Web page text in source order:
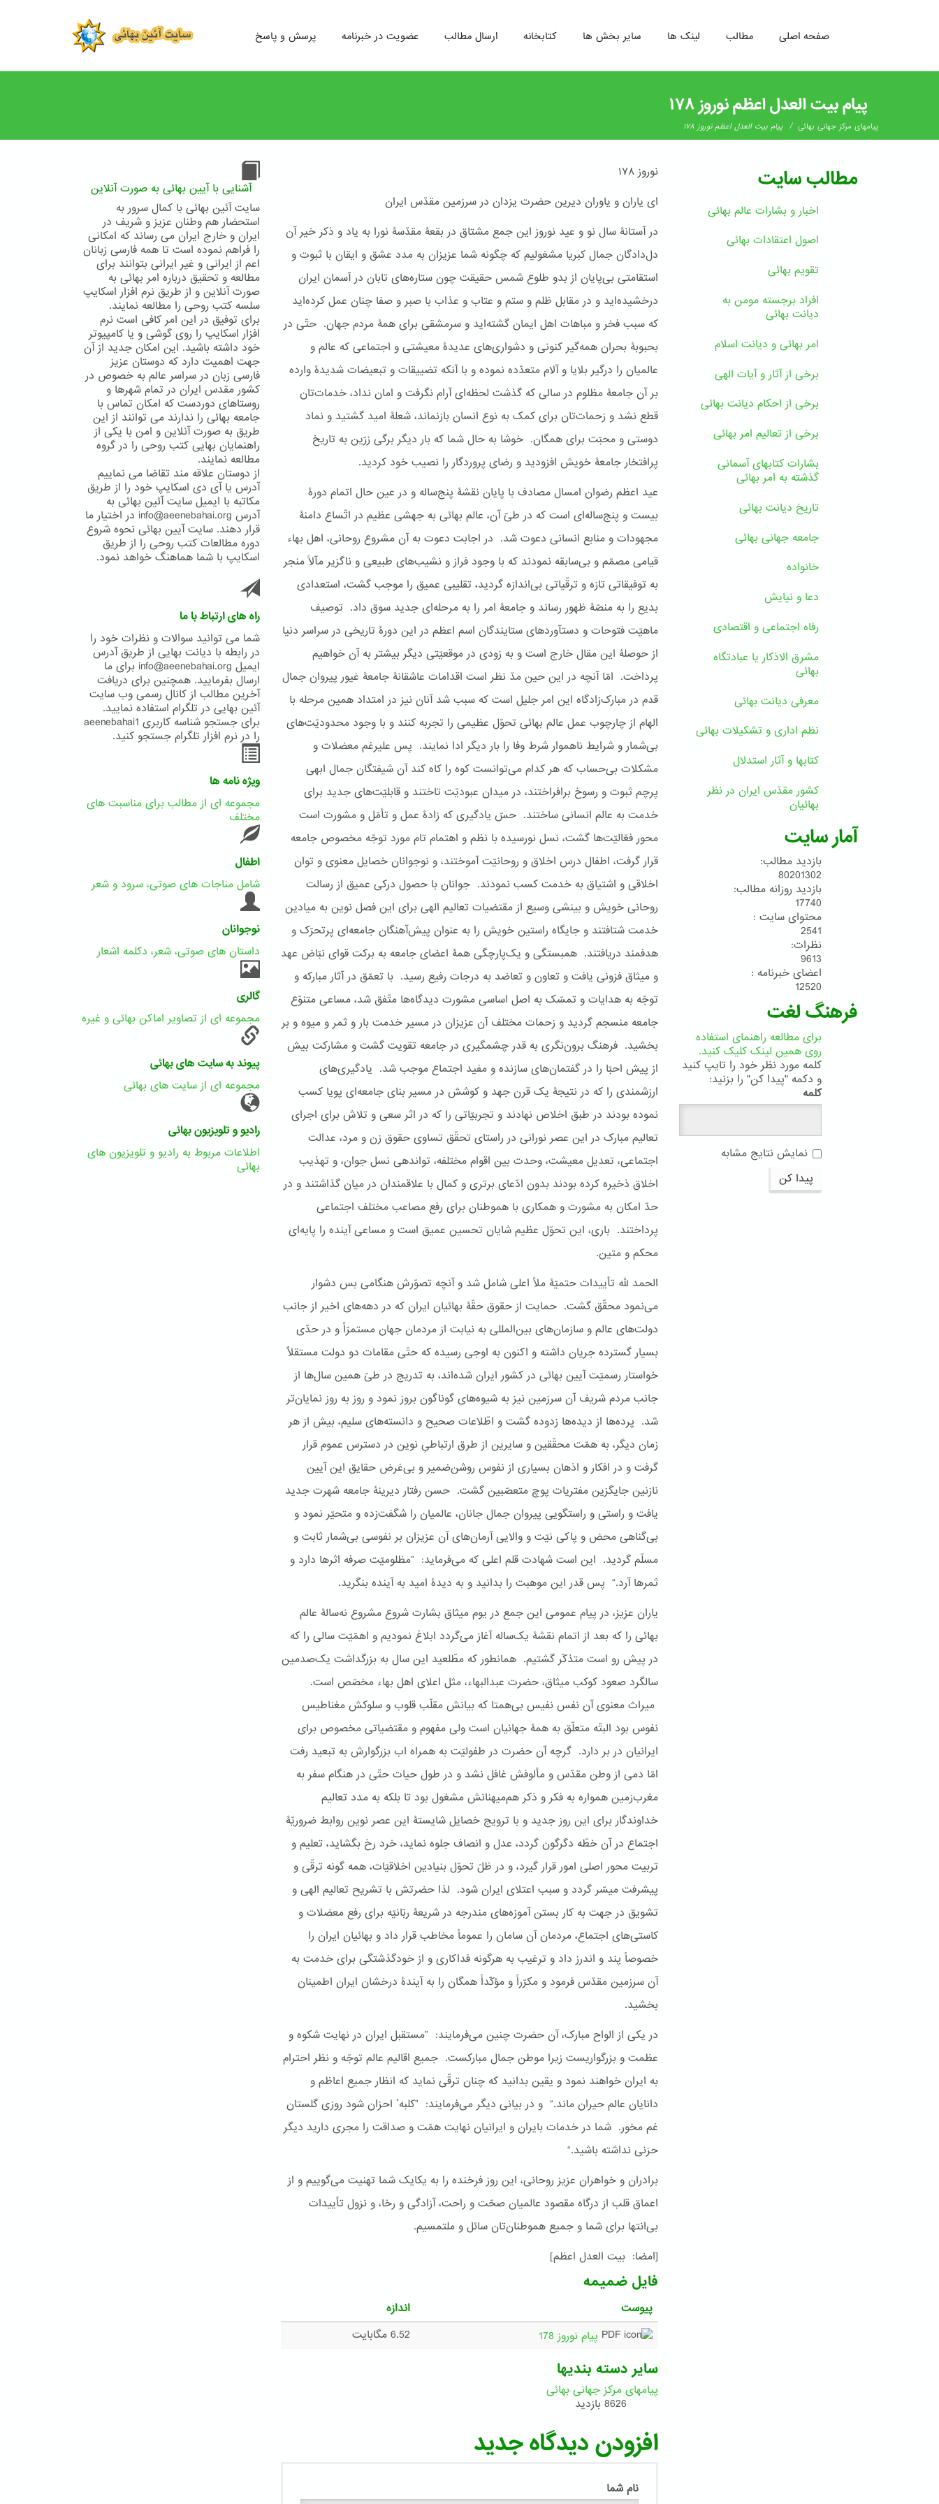
رفتن
پرسش و پاسخ عضویت در خبرنامه ارسال مطالب کتابخانه سایر بخش ها لینک ها مطالب صفحه اصلی
پیام بیت العدل اعظم نوروز ۱۷۸
پیامهای مرکز جهانی بهائی / پیام بیت العدل اعظم نوروز ۱۷۸
نوروز ۱۷۸
ای یاران و یاوران دیرین حضرت یزدان در سرزمین مقدّس ایران
در آستانۀ سال نو و عید نوروز این جمع مشتاق در بقعۀ مقدّسۀ نورا به یاد و ذکر خیر آن
دل‌دادگان جمال کبریا مشغولیم که چگونه شما عزیزان به مدد عشق و ایقان با ثبوت و
استقامتی بی‌پایان از بدو طلوع شمس حقیقت چون ستاره‌های تابان در آسمان ایران
درخشیده‌اید و در مقابل ظلم و ستم و عتاب و عذاب با صبر و صفا چنان عمل کرده‌اید
که سبب فخر و مباهات اهل ایمان گشته‌اید و سرمشقی برای همۀ مردم جهان. حتّی در
بحبوبۀ بحران‌ همه‌گیر کنونی و دشواری‌های عدیدۀ معیشتی و اجتماعی که عالم و
عالمیان را درگیر بلایا و آلام متعدّده نموده و با آنکه تضییقات و تبعیضات شدیدۀ وارده
بر آن جامعۀ مظلوم در سالی که گذشت لحظه‌ای آرام نگرفت و امان نداد، خدمات‌تان
قطع نشد و زحمات‌تان برای کمک به نوع انسان بازنماند، شعلۀ امید گشتید و نماد
‌دوستی و محبّت برای همگان. خوشا به حال شما که بار دیگر برگی زرّین به تاریخ
پرافتخار جامعۀ خویش افزودید و رضای پروردگار را نصیب خود کردید.
عید اعظم رضوان امسال مصادف با پایان نقشۀ پنج‌ساله و در عین حال اتمام دورۀ
بیست و پنج‌ساله‌ای است که در طیّ آن، عالم بهائی به جهشی عظیم در اتّساع دامنۀ
مجهودات و منابع انسانی دعوت شد. در اجابت دعوت به آن مشروع روحانی، اهل بهاء
قیامی مصمّم و بی‌سابقه نمودند که با وجود فراز و نشیب‌های طبیعی و ناگزیر مآلاً منجر
به توفیقاتی تازه و ترقّیاتی بی‌اندازه گردید، تقلیبی عمیق را موجب گشت، استعدادی
بدیع را به منصّۀ ظهور رساند و جامعۀ امر را به مرحله‌ای جدید سوق داد. توصیف
ماهیّت فتوحات و دستآوردهای ستایندگان اسم اعظم در این دورۀ تاریخی در سراسر دنیا
از حوصلۀ این مقال خارج است و به زودی در موقعیّتی دیگر بیشتر به آن‌ خواهیم
پرداخت. امّا آنچه در این حین مدّ نظر است اقدامات عاشقانۀ جامعۀ غیور پیروان جمال
قدم در مبارک‌زادگاه این امر جلیل است که سبب شد آنان نیز در امتداد همین مرحله با
الهام از چارچوب عمل عالم بهائی تحوّل عظیمی را تجربه کنند و با وجود محدودیّت‌های
بی‌شمار و شرایط ناهموار شرط وفا را بار دیگر ادا نمایند. پس علیرغم معضلات و
مشکلات بی‌حساب که هر کدام می‌توانست کوه را کاه کند آن شیفتگان جمال ابهی
پرچم ثبوت و رسوخ برافراختند، در میدان عبودیّت تاختند و قابلیّت‌های جدید برای
خدمت به عالم انسانی ساختند. حسّ یادگیری که زادۀ عمل و تأمّل و مشورت است
محور فعّالیّت‌ها گشت، نسل نورسیده با نظم و اهتمام تام مورد توجّه مخصوص جامعه
قرار گرفت، اطفال درس اخلاق و روحانیّت آموختند، و نوجوانان خصایل معنوی و توان
اخلاقی و اشتیاق به خدمت کسب نمودند. جوانان با حصول درکی عمیق از رسالت
روحانی خویش و بینشی وسیع از مقتضیات تعالیم الهی برای این فصل نوین به میادین
خدمت شتافتند و جایگاه راستین خویش را به عنوان پیش‌آهنگان جامعه‌ای پرتحرّک و
هدفمند دریافتند. همبستگی و یک‌پارچگی همۀ اعضای جامعه به برکت قوای نبّاض عهد
و میثاق فزونی یافت و تعاون و تعاضد به درجات رفیع رسید. با تعمّق در آثار مبارکه و
توجّه به هدایات و تمسّک به اصل اساسی مشورت دیدگاه‌ها متّفق شد، مساعی متنوّع
جامعه منسجم گردید و زحمات مختلف آن عزیزان در مسیر خدمت بار و ثمر و میوه و بر
بخشید. فرهنگ برون‌نگری به قدر چشمگیری در جامعه تقویت گشت و مشارکت بیش
از پیش احبّا را در گفتمان‌های سازنده و مفید اجتماع‌ موجب شد. یادگیری‌های
ارزشمندی را که در نتیجۀ یک قرن جهد و کوشش در مسیر بنای جامعه‌ای پویا کسب
نموده‌ بودند در طبق اخلاص نهادند و تجربیّاتی را که در اثر سعی و تلاش برای اجرای
تعالیم مبارک در این عصر نورانی در راستای تحقّق تساوی حقوق زن و مرد، عدالت
اجتماعی، تعدیل معیشت، وحدت بین اقوام مختلفه، تواندهی نسل جوان، و تهذیب
اخلاق ذخیره کرده‌ بودند بدون ادّعای برتری و کمال با علاقمندان در میان گذاشتند و در
حدّ امکان به مشورت و همکاری با هموطنان برای رفع مصاعب مختلف اجتماعی
پرداختند. باری، این تحوّل عظیم شایان تحسین عمیق است و مساعی آینده را پایه‌ای
محکم و متین.
الحمد لله تأییدات حتمیّۀ ملأ اعلی شامل شد و آنچه تصوّرش هنگامی بس دشوار
می‌نمود محقّق گشت. حمایت از حقوق حقّۀ بهائیان ایران که در دهه‌های اخیر از جانب
دولت‌های عالم و سازمان‌های بین‌المللی به نیابت از مردمان جهان مستمرّاً و در حدّی
بسیار گسترده جریان داشته و اکنون به اوجی رسیده که حتّی مقامات دو دولت‌ مستقلّاً
خواستار رسمیّت آیین بهائی در کشور ایران شده‌اند، به تدریج در طیّ همین سال‌ها از
جانب مردم شریف آن سرزمین نیز به شیوه‌های گوناگون بروز نمود و روز به روز نمایان‌تر
شد. پرده‌ها از دیده‌ها زدوده گشت و اطّلاعات صحیح و دانسته‌های سلیم، بیش از هر
زمان دیگر، به همّت محقّقین و سایرین از طرق ارتباطیِ نوین در دسترس عموم قرار
گرفت و در افکار و اذهان بسیاری از نفوس روشن‌ضمیر و بی‌غرض حقایق این آیین
نازنین جایگزین مفتریات پوچ متعصّبین گشت. حسن رفتار دیرینۀ جامعه شهرت جدید
یافت و راستی و راستگویی پیروان جمال جانان، عالمیان را شگفت‌زده و متحیّر نمود و
بی‌گناهی محض و پاکی نیّت و والایی آرمان‌های آن عزیزان بر نفوسی بی‌شمار ثابت و
مسلّم گردید. این است شهادت قلم اعلی که می‌فرماید: ”مظلومیّت صرفه اثرها دارد و
ثمرها آرد.“ پس قدر این موهبت را بدانید و به دیدۀ امید به آینده بنگرید.
یاران عزیز، در پیام عمومی این جمع در یوم میثاق بشارت شروع مشروع نه‌سالۀ عالم
بهائی را که بعد از اتمام نقشۀ یک‌ساله آغاز می‌گردد ابلاغ نمودیم و اهمّیّت سالی را که
در پیش رو است متذکّر گشتیم. همانطور که مطّلعید این سال به بزرگداشت یک‌صدمین
سالگرد صعود کوکب میثاق، حضرت عبدالبهاء، مثل اعلای اهل بهاء مخصّص است.
میراث معنوی آن نفس نفیس بی‌همتا که بیانش مقلّب قلوب و سلوکش مغناطیس
نفوس بود البتّه متعلّق به همۀ جهانیان است ولی مفهوم و مقتضیاتی مخصوص برای
ایرانیان در بر دارد. گرچه آن حضرت در طفولیّت به همراه اب بزرگوارش به تبعید رفت
امّا دمی از وطن مقدّس و مألوفش غافل نشد و در طول حیات حتّی در هنگام سفر به
مغرب‌زمین همواره به فکر و ذکر هم‌میهنانش مشغول بود تا بلکه به مدد تعالیم
خداوندگار برای این روز جدید و با ترویج خصایل شایستۀ این عصر نوین روابط ضروریّۀ
اجتماع در آن خطّه دگرگون گردد، عدل و انصاف جلوه نماید، خرد رخ بگشاید، تعلیم و
تربیت محور اصلی امور قرار گیرد، و در ظلّ تحوّل بنیادین اخلاقیّات، همه گونه ترقّی و
پیشرفت میسّر گردد و سبب اعتلای ایران شود. لذا حضرتش با تشریح تعالیم الهی و
تشویق در جهت به کار بستن آموزه‌های مندرجه در شریعۀ ربّانیّه برای رفع معضلات و
کاستی‌های اجتماع، مردمان آن سامان را عموماً مخاطب قرار داد و بهائیان ایران را
خصوصاً پند و اندرز داد و ترغیب به هرگونه فداکاری و از خودگذشتگی برای خدمت به
آن سرزمین مقدّس‌ فرمود و مکرّراً و مؤکّداً همگان را به آیندۀ درخشان ایران اطمینان
بخشید.
در یکی از الواح مبارک، آن حضرت چنین می‌فرمایند: ”مستقبل ایران در نهایت شکوه و
عظمت و بزرگواریست زیرا موطن جمال مبارکست. جمیع اقالیم عالم توجّه و نظر احترام
به ایران خواهند نمود و یقین بدانید که چنان ترقّی نماید که انظار جمیع اعاظم و
دانایان عالم حیران ماند.“ و در بیانی دیگر می‌فرمایند: ”کلبهٴ احزان شود روزی گلستان
غم مخور. شما در خدمات بایران و ایرانیان نهایت همّت و صداقت را مجری دارید دیگر
حزنی نداشته باشید.“
برادران و خواهران عزیز روحانی، این روز فرخنده را به یکایک شما تهنیت می‌گوییم و از
اعماق قلب از درگاه مقصود عالمیان صحّت و راحت، آزادگی و رخا، و نزول تأییدات
بی‌انتها برای شما و جمیع هموطنان‌تان سائل و ملتمسیم.
[امضا: بیت العدل اعظم]
فایل ضمیمه
پیوست
اندازه
پیام نوروز 178
6.52 مگابایت
سایر دسته بندیها
پیامهای مرکز جهانی بهائی
8626 بازدید
افزودن دیدگاه جدید
نام شما
آشنایی با آیین بهائی به صورت آنلاین
سایت آئین بهائی با کمال سرور به
استحضار هم وطنان عزیز و شریف در
ایران و خارج ایران می رساند که امکانی
را فراهم نموده است تا همه فارسی زبانان
اعم از ایرانی و غیر ایرانی بتوانند برای
مطالعه و تحقیق درباره امر بهائی به
صورت آنلاین و از طریق نرم افزار اسکایپ
سلسه کتب روحی را مطالعه نمایند.
برای توفیق در این امر کافی است نرم
افزار اسکایپ را روی گوشی و یا کامپیوتر
خود داشته باشید. این امکان جدید از آن
جهت اهمیت دارد که دوستان عزیز
فارسی زبان در سراسر عالم به خصوص در
کشور مقدس ایران در تمام شهرها و
روستاهای دوردست که امکان تماس با
جامعه بهائی را ندارند می توانند از این
طریق به صورت آنلاین و امن با یکی از
راهنمایان بهایی کتب روحی را در گروه
مطالعه نمایند.
از دوستان علاقه مند تقاضا می نماییم
آدرس یا آی دی اسکایپ خود را از طریق
مکاتبه با ایمیل سایت آئین بهائی به
آدرس info@aeenebahai.org در اختیار ما
قرار دهند. سایت آیین بهائی نحوه شروع
دوره مطالعات کتب روحی را از طریق
اسکایپ با شما هماهنگ خواهد نمود.
راه های ارتباط با ما
شما می توانید سوالات و نظرات خود را
در رابطه با دیانت بهایی از طریق آدرس
ایمیل info@aeenebahai.org برای ما
ارسال بفرمایید. همچنین برای دریافت
آخرین مطالب از کانال رسمی وب سایت
آئین بهایی در تلگرام استفاده نمایید.
برای جستجو شناسه کاربری aeenebahai1
را در نرم افزار تلگرام جستجو کنید.
ویژه نامه ها
مجموعه ای از مطالب برای مناسبت های
مختلف
اطفال
شامل مناجات های صوتی، سرود و شعر
نوجوانان
داستان های صوتی، شعر، دکلمه اشعار
گالری
مجموعه ای از تصاویر اماکن بهائی و غیره
پیوند به سایت های بهائی
مجموعه ای از سایت های بهائی
رادیو و تلویزیون بهائی
اطلاعات مربوط به رادیو و تلویزیون های
بهائی
مطالب سایت
اخبار و بشارات عالم بهائى
اصول اعتقادات بهائی
تقویم بهائی
افراد برجسته مومن به
دیانت بهائی
امر بهائی و دیانت اسلام
برخی از آثار و آیات الهی
برخی از احکام دیانت بهائی
برخی از تعالیم امر بهائی
بشارات کتابهای آسمانی
گذشته به امر بهائی
تاریخ دیانت بهائی
جامعه جهانی بهائی
خانواده
دعا و نیایش
رفاه اجتماعی و اقتصادی
مشرق الاذکار یا عبادتگاه
بهائی
معرفی دیانت بهائی
نظم اداری و تشکیلات بهائی
کتابها و آثار استدلال
کشور مقدّس ایران در نظر
بهائیان
آمار سایت
بازدید مطالب:
80201302
بازدید روزانه مطالب:
17740
محتوای سایت :
2541
نظرات:
9613
اعضای خبرنامه :
12520
فرهنگ لغت
برای مطالعه راهنمای استفاده
روی همین لینک کلیک کنید.
کلمه مورد نظر خود را تایپ کنید
و دکمه "پیدا کن" را بزنید:
کلمه
نمایش نتایج مشابه
پیدا کن